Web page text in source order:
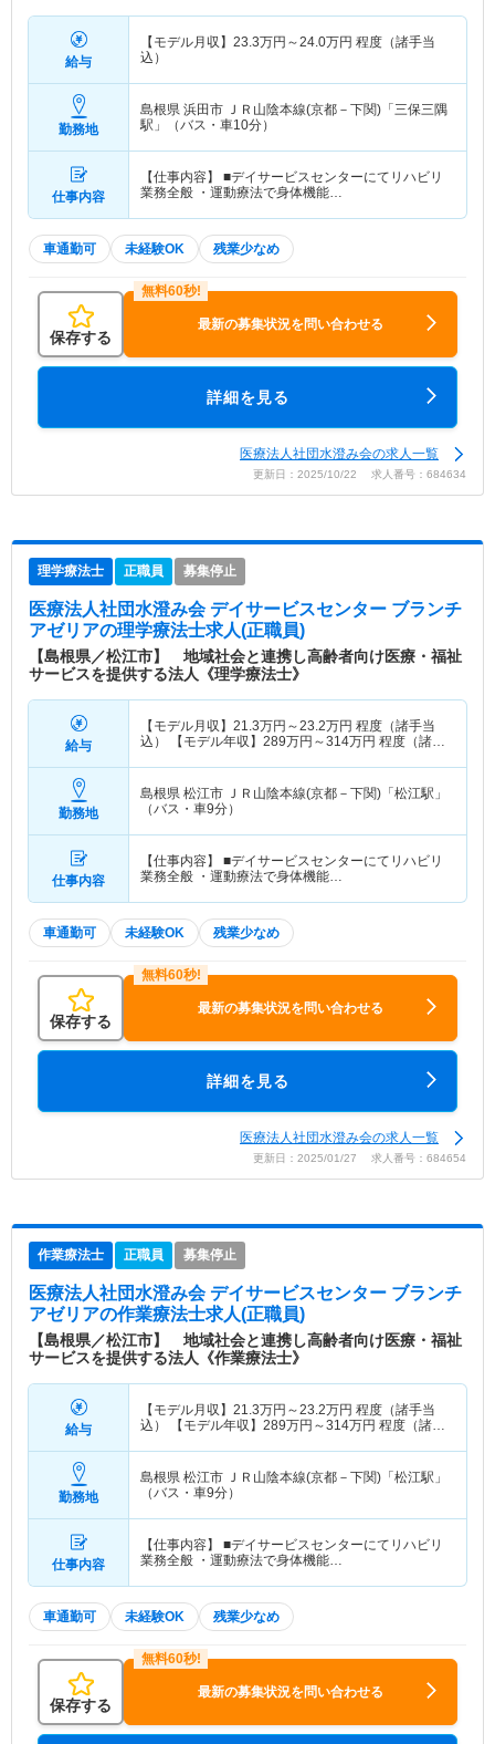
給与
【モデル月収】 23.3万円～24.0万円 程度（諸手当
込）
勤務地
島根県 浜田市
ＪＲ山陰本線(京都－下関)「三保三隅
駅」（バス・車10分）
仕事内容
【仕事内容】 ■デイサービスセンターにてリハビリ
業務全般 ・運動療法で身体機能…
車通勤可 未経験OK 残業少なめ
保存する
最新の募集状況を問い合わせる
詳細を見る
医療法人社団水澄み会の求人一覧
更新日：2025/10/22 求人番号：684634
理学療法士 正職員 募集停止
医療法人社団水澄み会 デイサービスセンター ブランチ
アゼリアの理学療法士求人(正職員)
【島根県／松江市】 地域社会と連携し高齢者向け医療・福祉
サービスを提供する法人《理学療法士》
給与
【モデル月収】 21.3万円～23.2万円 程度（諸手当
込） 【モデル年収】 289万円～314万円 程度（諸手
勤務地
島根県 松江市
ＪＲ山陰本線(京都－下関)「松江駅」
（バス・車9分）
仕事内容
【仕事内容】 ■デイサービスセンターにてリハビリ
業務全般 ・運動療法で身体機能…
車通勤可 未経験OK 残業少なめ
保存する
最新の募集状況を問い合わせる
詳細を見る
医療法人社団水澄み会の求人一覧
更新日：2025/01/27 求人番号：684654
作業療法士 正職員 募集停止
医療法人社団水澄み会 デイサービスセンター ブランチ
アゼリアの作業療法士求人(正職員)
【島根県／松江市】 地域社会と連携し高齢者向け医療・福祉
サービスを提供する法人《作業療法士》
給与
【モデル月収】 21.3万円～23.2万円 程度（諸手当
込） 【モデル年収】 289万円～314万円 程度（諸手
勤務地
島根県 松江市
ＪＲ山陰本線(京都－下関)「松江駅」
（バス・車9分）
仕事内容
【仕事内容】 ■デイサービスセンターにてリハビリ
業務全般 ・運動療法で身体機能…
車通勤可 未経験OK 残業少なめ
保存する
最新の募集状況を問い合わせる